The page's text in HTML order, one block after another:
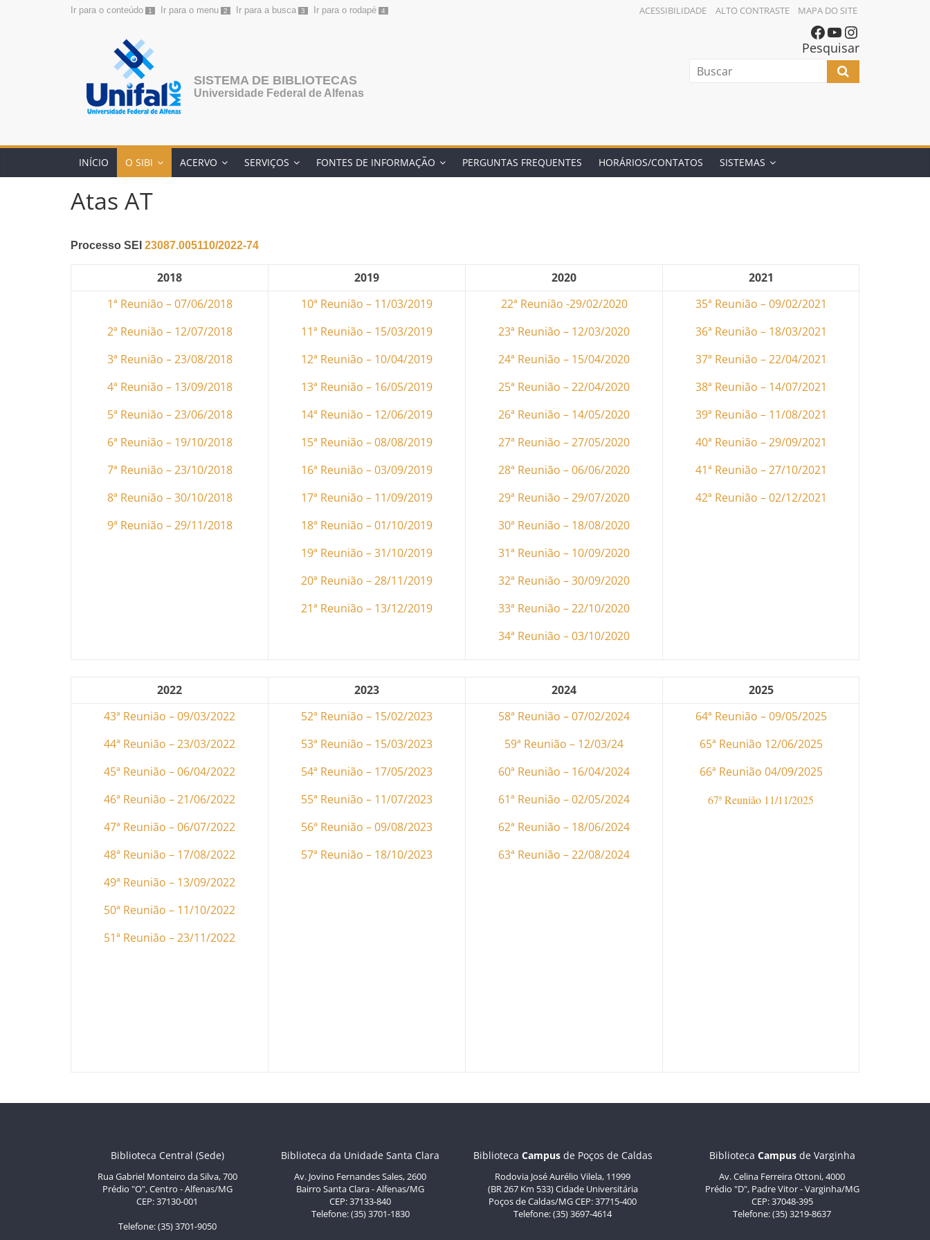
Ir para o conteúdo 1 Ir para o menu 2 Ir para a busca 3 Ir para o rodapé 4 ACESSIBILIDADE ALTO CONTRASTE MAPA DO SITE
SISTEMA DE BIBLIOTECAS
Universidade Federal de Alfenas
Pesquisar
INÍCIO O SIBI ACERVO SERVIÇOS FONTES DE INFORMAÇÃO PERGUNTAS FREQUENTES HORÁRIOS/CONTATOS SISTEMAS
Atas AT
Processo SEI 23087.005110/2022-74
2018 2019 2020
2021
1ª Reunião – 07/06/2018
2ª Reunião – 12/07/2018
3ª Reunião – 23/08/2018
4ª Reunião – 13/09/2018
5ª Reunião – 23/06/2018
6ª Reunião – 19/10/2018
7ª Reunião – 23/10/2018
8ª Reunião – 30/10/2018
9ª Reunião – 29/11/2018
10ª ​Reunião – 11/03/2019
11ª Reunião – 15/03/2019
12ª Reunião – 10/04/2019
13ª Reunião – 16/05/2019
14ª Reunião – 12/06/2019
15ª Reunião – 08/08/2019
16ª Reunião – 03/09/2019
17ª Reunião – 11/09/2019
18ª Reunião – 01/10/2019
19ª Reunião – 31/10/2019
20ª Reunião – 28/11/2019
21ª Reunião – 13/12/2019
22ª Reunião -29/02/2020
23ª Reunião – 12/03/2020
24ª Reunião – 15/04/2020
25ª Reunião – 22/04/2020
26ª Reunião – 14/05/2020
27ª Reunião – 27/05/2020
28ª Reunião – 06/06/2020
29ª Reunião – 29/07/2020
30ª Reunião – 18/08/2020
31ª Reunião – 10/09/2020
32ª Reunião – 30/09/2020
33ª Reunião – 22/10/2020
34ª Reunião – 03/10/2020
35ª Reunião – 09/02/2021
36ª Reunião – 18/03/2021
37ª Reunião – 22/04/2021
38ª Reunião – 14/07/2021
39ª Reunião – 11/08/2021
40ª Reunião – 29/09/2021
41ª Reunião – 27/10/2021
42ª Reunião – 02/12/2021
2022 2023 2024
2025
43ª Reunião – 09/03/2022
44ª Reunião – 23/03/2022
45ª Reunião – 06/04/2022
46ª Reunião – 21/06/2022
47ª Reunião – 06/07/2022
48ª Reunião – 17/08/2022
49ª Reunião – 13/09/2022
50ª Reunião – 11/10/2022
51ª Reunião – 23/11/2022
52ª Reunião – 15/02/2023
53ª Reunião – 15/03/2023
54ª Reunião – 17/05/2023
55ª Reunião – 11/07/2023
56ª Reunião – 09/08/2023
57ª Reunião – 18/10/2023
58ª Reunião – 07/02/2024
59ª Reunião – 12/03/24
60ª Reunião – 16/04/2024
61ª Reunião – 02/05/2024
62ª Reunião – 18/06/2024
63ª Reunião – 22/08/2024
64ª Reunião – 09/05/2025
65ª Reunião 12/06/2025
66ª Reunião 04/09/2025
67ª Reunião 11/11/2025
Biblioteca Central (Sede) Biblioteca da Unidade Santa Clara Biblioteca Campusde Poços de Caldas Biblioteca Campusde Varginha
Rua Gabriel Monteiro da Silva, 700
Prédio "O", Centro - Alfenas/MG
CEP: 37130-001
Telefone: (35) 3701-9050
Av. Jovino Fernandes Sales, 2600
Bairro Santa Clara - Alfenas/MG
CEP: 37133-840
Telefone: (35) 3701-1830
Rodovia José Aurélio Vilela, 11999
(BR 267 Km 533) Cidade Universitária
Poços de Caldas/MG CEP: 37715-400
Telefone: (35) 3697-4614
Av. Celina Ferreira Ottoni, 4000
Prédio "D", Padre Vitor - Varginha/MG
CEP: 37048-395
Telefone: (35) 3219-8637